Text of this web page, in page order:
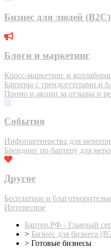
Бизнес для людей (B2C)
Блоги и маркетинг
Кросс-маркетинг и
Бартеры с трендсеттерами и
Промо и акции за отзывы и
События
Инфопартнерства для
Брендинг по бартеру для
Другое
Бесплатное и
Интересное
Бартер.РФ - Главный
> Бизнес для бизнеса
> Готовые бизнесы